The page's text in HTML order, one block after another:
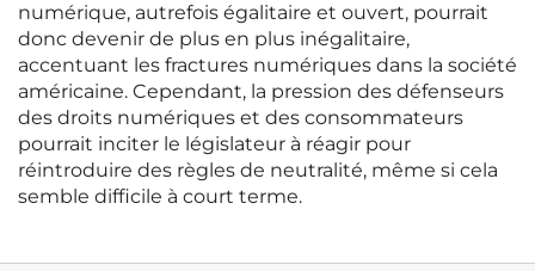
numérique, autrefois égalitaire et ouvert, pourrait
donc devenir de plus en plus inégalitaire,
accentuant les fractures numériques dans la société
américaine. Cependant, la pression des défenseurs
des droits numériques et des consommateurs
pourrait inciter le législateur à réagir pour
réintroduire des règles de neutralité, même si cela
semble difficile à court terme.